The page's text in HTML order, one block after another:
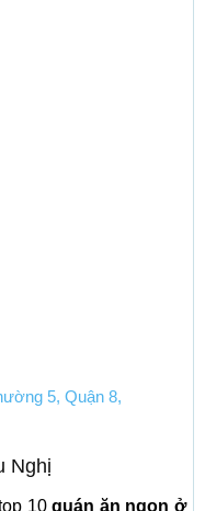
5, Quận 8,
Nghị
10quán ăn ngon ở